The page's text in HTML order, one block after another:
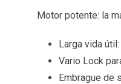
Motor potente: la
Larga vida
Vario Lock
Embrague de